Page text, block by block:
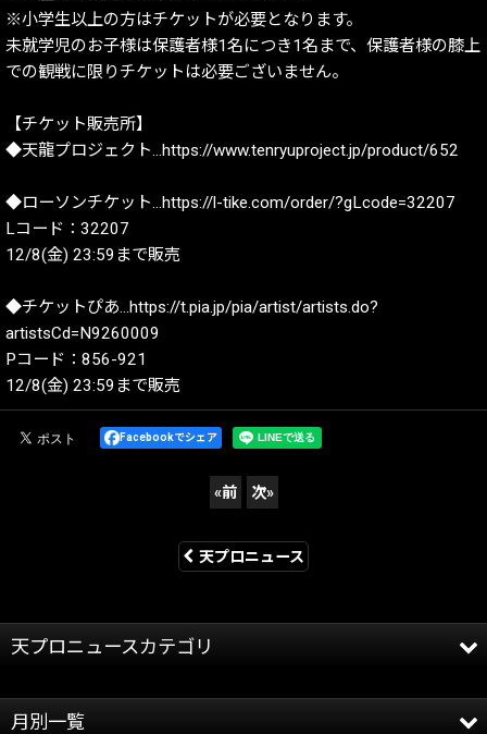
※小学生以上の方はチケットが必要となります。
未就学児のお子様は保護者様1名につき1名まで、保護者様の膝上
での観戦に限りチケットは必要ございません。
【チケット販売所】
◆天龍プロジェクト…https://www.tenryuproject.jp/product/652
◆ローソンチケット…https://l-tike.com/order/?gLcode=32207
Lコード：32207
12/8(金) 23:59まで販売
◆チケットぴあ…https://t.pia.jp/pia/artist/artists.do?
artistsCd=N9260009
Pコード：856-921
12/8(金) 23:59まで販売
Facebookでシェア
«前 次»
天プロニュース
天プロニュースカテゴリ
月別一覧